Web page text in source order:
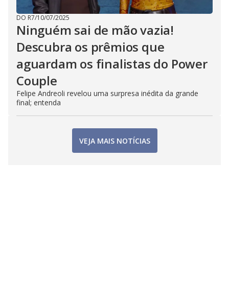
DO R7/10/07/2025
Ninguém sai de mão vazia!
Descubra os prêmios que
aguardam os finalistas do Power
Couple
Felipe Andreoli revelou uma surpresa inédita da grande
final; entenda
VEJA MAIS NOTÍCIAS